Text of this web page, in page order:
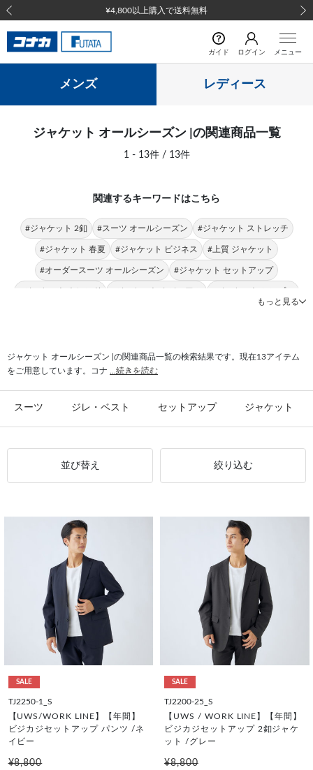
¥4,800以上購入で送料無料
前の画像
ガイド ログイン メニュー
メンズ レディース
ジャケット オールシーズン |の関連商品一覧
1 - 13件 / 13件
関連するキーワードはこちら
#ジャケット 2釦 #スーツ オールシーズン #ジャケット ストレッチ
#ジャケット 春夏 #ジャケット ビジネス #上質 ジャケット
#オーダースーツ オールシーズン #ジャケット セットアップ
#ジャケット トレンド #ジャケット カジュアル #ジャケット シンプル
#無地 オールシーズン #2釦 オールシーズン #スラックス オールシーズン
もっと見る
ジャケット オールシーズン |の関連商品一覧の検索結果です。現在13アイテム
をご用意しています。コナ
...続きを読む
スーツ ジレ・ベスト セットアップ ジャケット
並び替え 絞り込む
SALE
TJ2250-1_S
【UWS/WORK LINE】【年間】
ビジカジセットアップ パンツ /ネ
イビー
¥8,800
SALE
TJ2200-25_S
【UWS / WORK LINE】【年間】
ビジカジセットアップ 2釦ジャケ
ット /グレー
¥8,800